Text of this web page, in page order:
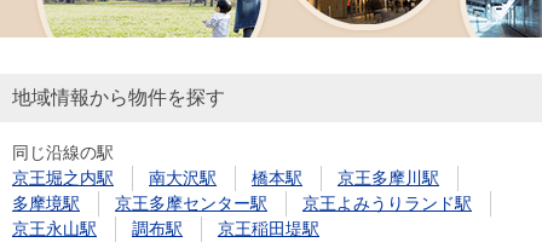
を
す
購入向け
サービス
住宅ロー
ンシミュ
レーショ
住まい1プ
ラス（お
売却向け
周辺相場
住まい1プ
住まいと
暮らしの
売却ガイ
ド
地域情報から物件を探す
同じ沿線の駅
京王堀之内駅
南大沢駅 橋本駅
京王多摩川駅
多摩境駅
京王多摩センター駅
京王よみうりランド駅
京王永山駅
調布駅 京王稲田堤駅